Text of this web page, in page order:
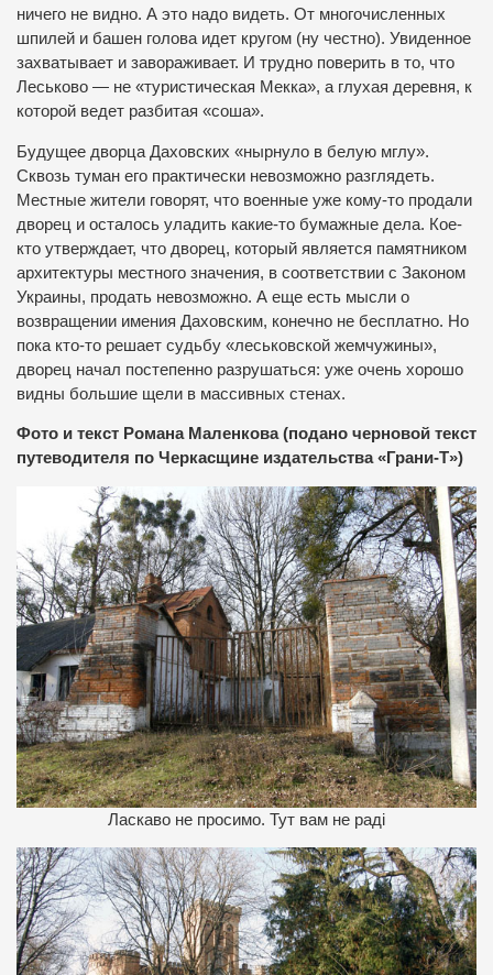
ничего не видно. А это надо видеть. От многочисленных
шпилей и башен голова идет кругом (ну честно). Увиденное
захватывает и завораживает. И трудно поверить в то, что
Леськово — не «туристическая Мекка», а глухая деревня, к
которой ведет разбитая «соша».
Будущее дворца Даховских «нырнуло в белую мглу».
Сквозь туман его практически невозможно разглядеть.
Местные жители говорят, что военные уже кому-то продали
дворец и осталось уладить какие-то бумажные дела. Кое-
кто утверждает, что дворец, который является памятником
архитектуры местного значения, в соответствии с Законом
Украины, продать невозможно. А еще есть мысли о
возвращении имения Даховским, конечно не бесплатно. Но
пока кто-то решает судьбу «леськовской жемчужины»,
дворец начал постепенно разрушаться: уже очень хорошо
видны большие щели в массивных стенах.
Фото и текст Романа Маленкова (подано черновой текст
путеводителя по Черкасщине издательства «Грани-Т»)
Ласкаво не просимо. Тут вам не раді